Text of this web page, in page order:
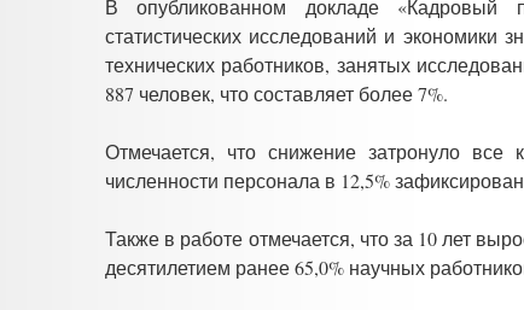
В опубликованном докладе «Кадровый
статистических исследований и
технических работников, занятых
887 человек, что составляет более 7%.
Отмечается, что снижение затронуло все
численности персонала в 12,5%
Также в работе отмечается, что за 10 лет
десятилетием ранее 65,0% научных